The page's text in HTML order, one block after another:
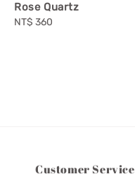
Rose Quartz
Regular
NT$ 360
Customer Service